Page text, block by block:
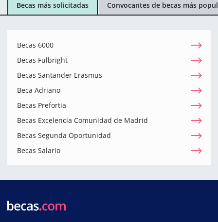
Becas más solicitadas Convocantes de becas más
Becas 6000
Becas Fulbright
Becas Santander Erasmus
Beca Adriano
Becas Prefortia
Becas Excelencia Comunidad de Madrid
Becas Segunda Oportunidad
Becas Salario